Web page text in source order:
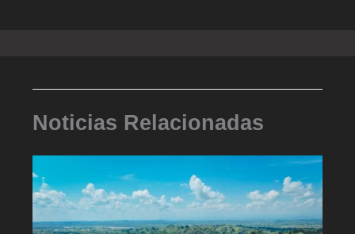
Noticias Relacionadas